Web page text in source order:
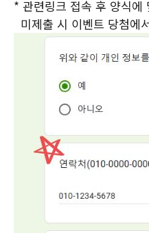
* 관련링크 접속 후 양식
미제출 시 이벤트 당첨에